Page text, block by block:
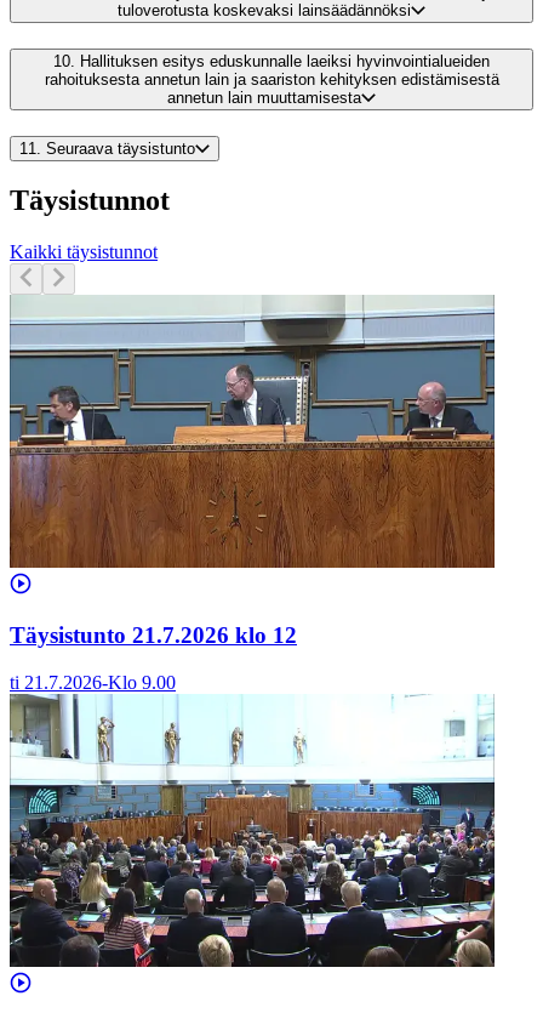
tuloverotusta koskevaksi lainsäädännöksi
10.
Hallituksen esitys eduskunnalle laeiksi hyvinvointialueiden
rahoituksesta annetun lain ja saariston kehityksen edistämisestä
annetun lain muuttamisesta
11. Seuraava täysistunto
Täysistunnot
Kaikki täysistunnot
Täysistunto 21.7.2026 klo 12
ti 21.7.2026-Klo 9.00